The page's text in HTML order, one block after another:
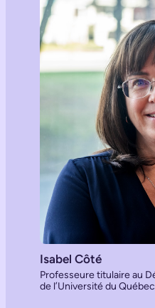
Isabel Côté
Professeure titulaire au
de l’Université du